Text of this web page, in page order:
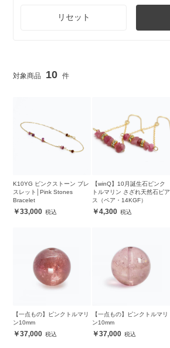
リセット
10
K10YG ピンクストーン ブレ
スレット│Pink Stones
Bracelet
33,000
【winQ】10月誕生石ピンク
トルマリン さざれ天然石ピア
ス（ペア・14KGF）
4,300
【一点もの】ピンクトルマリ
ン10mm
37,000
【一点もの】ピンクトルマリ
ン10mm
37,000